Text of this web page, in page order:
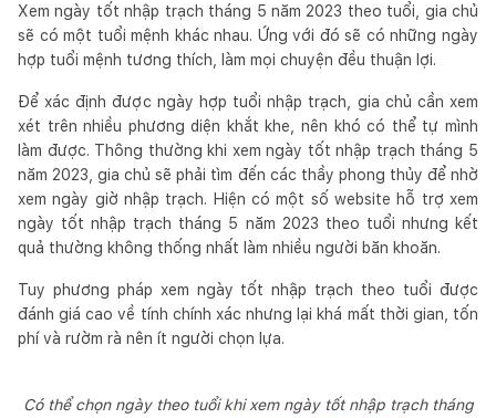
Xem ngày tốt nhập trạch tháng 5 năm 2023 theo tuổi, gia chủ
sẽ có một tuổi mệnh khác nhau. Ứng với đó sẽ có những ngày
hợp tuổi mệnh tương thích, làm mọi chuyện đều thuận lợi.
Để xác định được ngày hợp tuổi nhập trạch, gia chủ cần xem
xét trên nhiều phương diện khắt khe, nên khó có thể tự mình
làm được. Thông thường khi xem ngày tốt nhập trạch tháng 5
năm 2023, gia chủ sẽ phải tìm đến các thầy phong thủy để nhờ
xem ngày giờ nhập trạch. Hiện có một số website hỗ trợ xem
ngày tốt nhập trạch tháng 5 năm 2023 theo tuổi nhưng kết
quả thường không thống nhất làm nhiều người băn khoăn.
Tuy phương pháp xem ngày tốt nhập trạch theo tuổi được
đánh giá cao về tính chính xác nhưng lại khá mất thời gian, tốn
phí và rườm rà nên ít người chọn lựa.
Có thể chọn ngày theo tuổi khi xem ngày tốt nhập trạch tháng